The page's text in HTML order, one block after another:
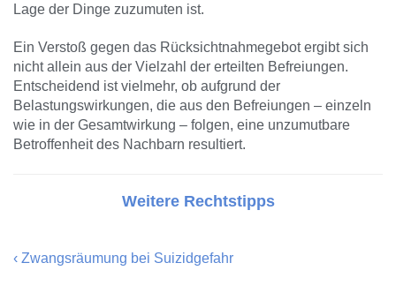
Lage der Dinge zuzumuten ist.
Ein Verstoß gegen das Rücksichtnahmegebot ergibt sich
nicht allein aus der Vielzahl der erteilten Befreiungen.
Entscheidend ist vielmehr, ob aufgrund der
Belastungswirkungen, die aus den Befreiungen – einzeln
wie in der Gesamtwirkung – folgen, eine unzumutbare
Betroffenheit des Nachbarn resultiert.
Weitere Rechtstipps
‹ Zwangsräumung bei Suizidgefahr